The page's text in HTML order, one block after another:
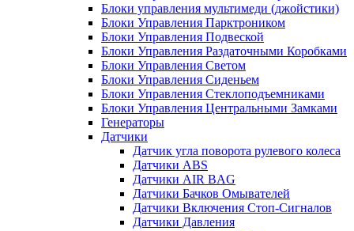
Блоки управления мультимеди (джойстики)
Блоки Управления Парктроником
Блоки Управления Подвеской
Блоки Управления Раздаточными Коробками
Блоки Управления Светом
Блоки Управления Сиденьем
Блоки Управления Стеклоподъемниками
Блоки Управления Центральными Замками
Генераторы
Датчики
Датчик угла поворота рулевого колеса
Датчики ABS
Датчики AIR BAG
Датчики Бачков Омывателей
Датчики Включения Стоп-Сигналов
Датчики Давления